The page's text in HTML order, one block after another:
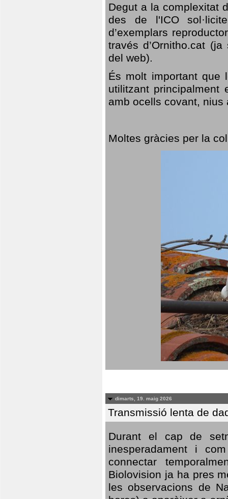
Degut a la complexitat
des de l'ICO
d’exemplars
través d’Ornitho.cat
del web).
És molt important que
utilitzant
amb ocells covant,
Moltes gràcies per la
dimarts, 19. maig 2026
Transmissió lenta de
Durant el cap de
inesperadament i
connectar
Biolovision ja ha pres
les observacions de